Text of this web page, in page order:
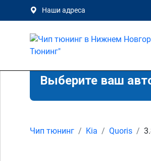
Наши адреса
Выберите ваш
Чип тюнинг Kia Quoris